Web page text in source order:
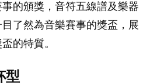
的頒獎，音符五線譜及樂器
了然為音樂賽事的獎盃，展
的特質。
型